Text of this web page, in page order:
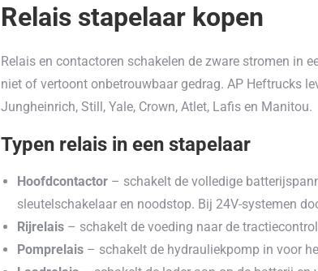
Relais stapelaar kopen
Relais en contactoren schakelen de zware stromen in
niet of vertoont onbetrouwbaar gedrag. AP Heftrucks
Jungheinrich, Still, Yale, Crown, Atlet, Lafis en Manitou.
Typen relais in een stapelaar
Hoofdcontactor – schakelt de volledige
sleutelschakelaar en noodstop. Bij 24V-systemen
Rijrelais – schakelt de voeding naar de
Pomprelais – schakelt de hydrauliekpomp in voor